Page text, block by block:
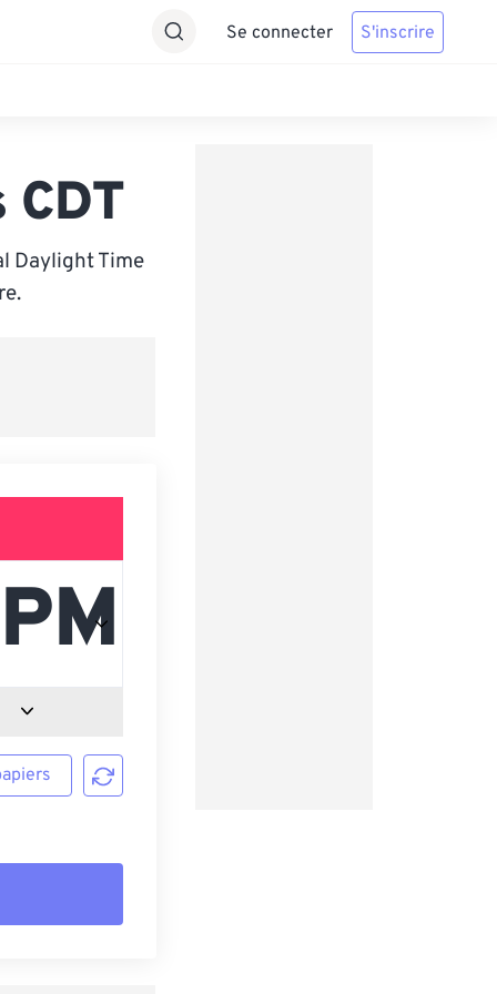
Se connecter S'inscrire
Daylight Time